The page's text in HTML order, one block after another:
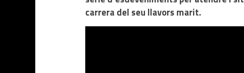
carrera del seu llavors marit.